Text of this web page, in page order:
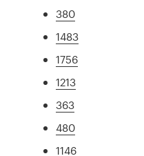
380
1483
1756
1213
363
480
1146